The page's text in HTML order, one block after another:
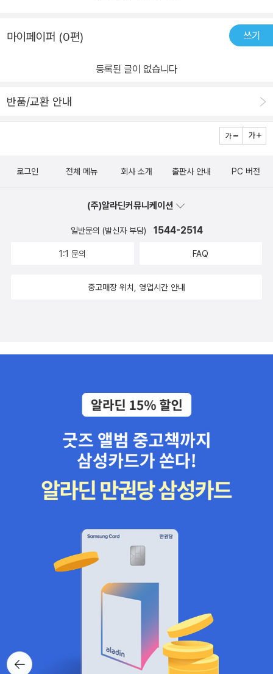
마이페이퍼 (0편) 쓰기
등록된 글이 없습니다
반품/교환 안내
뒤로가
기
로그인 전체 메뉴 회사 소개 출판사 안내 PC 버전
(주)알라딘커뮤니케이션
일반문의 (발신자 부담) 1544-2514
1:1 문의 FAQ
중고매장 위치, 영업시간 안내